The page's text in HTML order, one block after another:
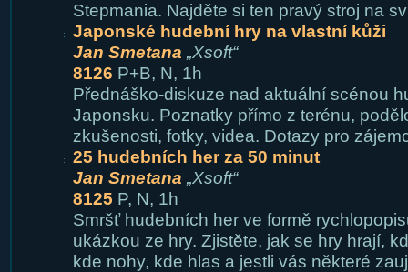
Stepmania. Najděte si ten pravý stroj na
Japonské hudební hry na vlastní kůži
Jan Smetana „Xsoft“
8126 P+B, N, 1h
Přednáško-diskuze nad aktuální scénou
Japonsku. Poznatky přímo z terénu,
zkušenosti, fotky, videa. Dotazy pro
25 hudebních her za 50 minut
Jan Smetana „Xsoft“
8125 P, N, 1h
Smršť hudebních her ve formě
ukázkou ze hry. Zjistěte, jak se hry hrají,
kde nohy, kde hlas a jestli vás některé